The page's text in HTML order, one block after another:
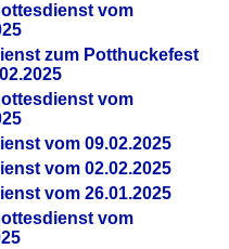
vom
zum Potthuckefest
vom
vom 09.02.2025
vom 02.02.2025
vom 26.01.2025
vom